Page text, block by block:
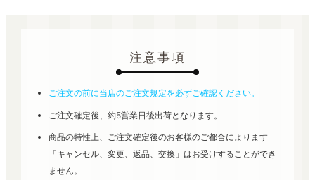
注意事項
ご注文の前に当店のご注文規定を必ずご確認ください。
ご注文確定後、約5営業日後出荷となります。
商品の特性上、ご注文確定後のお客様のご都合によります
「キャンセル、変更、返品、交換」はお受けすることができ
ません。